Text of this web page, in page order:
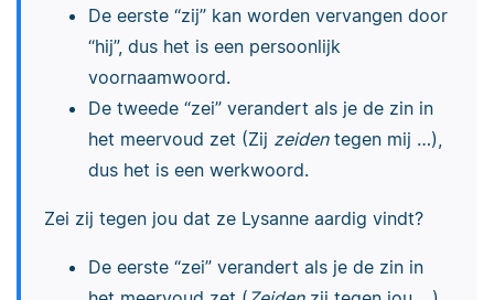
De eerste “zij” kan worden vervangen door
“hij”, dus het is een persoonlijk
voornaamwoord.
De tweede “zei” verandert als je de zin in
het meervoud zet (Zij zeidentegen mij …),
dus het is een werkwoord.
Zei zij tegen jou dat ze Lysanne aardig vindt?
De eerste “zei” verandert als je de zin in